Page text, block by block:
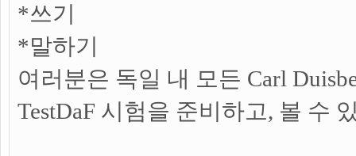
*쓰기
*말하기
여러분은 독일 내 모든 Carl
TestDaF 시험을 준비하고, 볼 수